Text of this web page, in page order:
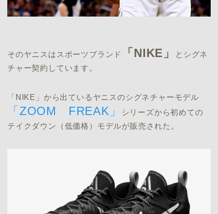
そのヤニスはスポーツブランド 「NIKE」
とシグネ
チャー契約しています。
「NIKE」から出ているヤニスのシグネチャーモデル
「ZOOM FREAK」
シリーズから初めての
テイクダウン（低価格）モデルが販売された。